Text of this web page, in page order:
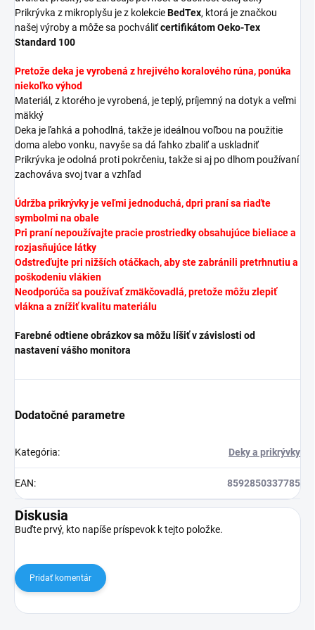
Prikrývka z mikroplyšu je z kolekcieBedTex, ktorá je značkou
našej výroby a môže sa pochváliťcertifikátom Oeko-Tex
Standard 100
Pretože deka je vyrobená z hrejivého koralového rúna,ponúka
niekoľko výhod
Materiál, z ktorého je vyrobená, je teplý, príjemný na dotyk a veľmi
mäkký
Deka je ľahká a pohodlná, takže je ideálnou voľbou na použitie
doma alebo vonku, navyše sa dá ľahko zbaliť a uskladniť
Prikrývka je odolná proti pokrčeniu, takže si aj po dlhom používaní
zachováva svoj tvar a vzhľad
Údržba prikrývky je veľmi jednoduchá, dpri praní sa riaďte
symbolmi na obale
Pri praní nepoužívajte pracie prostriedky obsahujúce bieliace a
rozjasňujúce látky
Odstreďujte pri nižších otáčkach, aby ste zabránili pretrhnutiu a
poškodeniu vlákien
Neodporúča sa používať zmäkčovadlá, pretože môžu zlepiť
vlákna a znížiť kvalitu materiálu
Farebné odtiene obrázkov sa môžu líšiť v závislosti od
nastavení vášho monitora
Dodatočné parametre
Kategória: Deky a prikrývky
EAN: 8592850337785
Diskusia
Buďte prvý, kto napíše príspevok k tejto položke.
Pridať komentár